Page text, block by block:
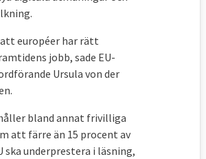
européer har rätt
jobb, sade EU-
Ursula von der
bland annat frivilliga
att färre än 15 procent av
ska underprestera i läsning,